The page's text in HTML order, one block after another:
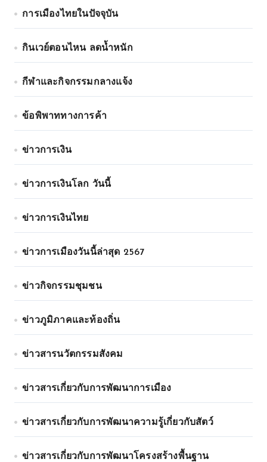
การเมืองไทยในปัจจุบัน
กินเวย์ตอนไหน ลดน้ำหนัก
กีฬาและกิจกรรมกลางแจ้ง
ข้อพิพาททางการค้า
ข่าวการเงิน
ข่าวการเงินโลก วันนี้
ข่าวการเงินไทย
ข่าวการเมืองวันนี้ล่าสุด 2567
ข่าวกิจกรรมชุมชน
ข่าวภูมิภาคและท้องถิ่น
ข่าวสารนวัตกรรมสังคม
ข่าวสารเกี่ยวกับการพัฒนาการเมือง
ข่าวสารเกี่ยวกับการพัฒนาความรู้เกี่ยวกับสัตว์
ข่าวสารเกี่ยวกับการพัฒนาโครงสร้างพื้นฐาน